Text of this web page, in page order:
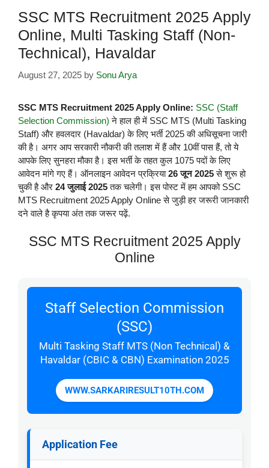
SSC MTS Recruitment 2025 Apply
Online, Multi Tasking Staff (Non-
Technical), Havaldar
August 27, 2025 by Sonu Arya
SSC MTS Recruitment 2025 Apply Online: SSC (Staff
Selection Commission)ने हाल ही में SSC MTS (Multi Tasking
Staff) और हवलदार (Havaldar) के लिए भर्ती 2025 की अधिसूचना जारी
की है। अगर आप सरकारी नौकरी की तलाश में हैं और 10वीं पास हैं, तो ये
आपके लिए सुनहरा मौका है। इस भर्ती के तहत कुल 1075 पदों के लिए
आवेदन मांगे गए हैं। ऑनलाइन आवेदन प्रक्रिया26 जून 2025से शुरू हो
चुकी है और 24 जुलाई 2025तक चलेगी। इस पोस्ट में हम आपको SSC
MTS Recruitment 2025 Apply Online से जुड़ी हर जरूरी जानकारी
दने वाले है कृपया अंत तक जरूर पढ़ें.
SSC MTS Recruitment 2025 Apply
Online
Staff Selection Commission
(SSC)
Multi Tasking Staff MTS (Non Technical) &
Havaldar (CBIC & CBN) Examination 2025
WWW.SARKARIRESULT10TH.COM
Application Fee